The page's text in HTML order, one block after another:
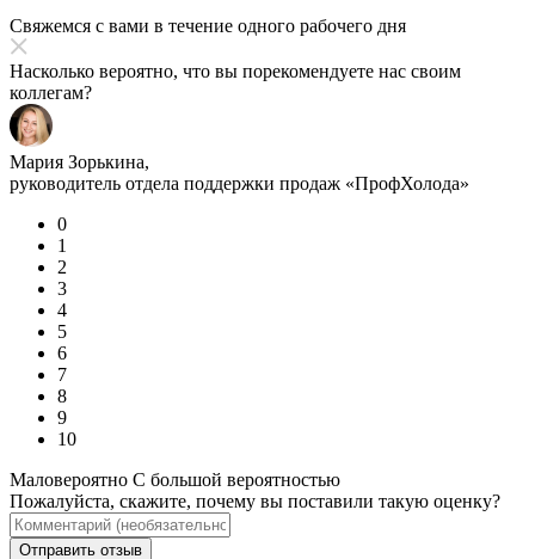
Свяжемся с вами в течение одного рабочего дня
Насколько вероятно, что вы порекомендуете нас своим
коллегам?
Мария Зорькина,
руководитель отдела поддержки продаж «ПрофХолода»
0
1
2
3
4
5
6
7
8
9
10
Маловероятно С большой вероятностью
Пожалуйста, скажите, почему вы поставили такую оценку?
Отправить отзыв